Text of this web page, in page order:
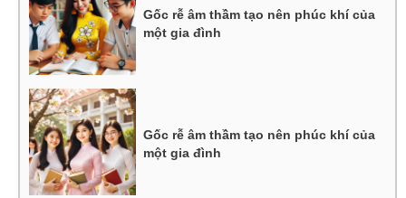
Gốc rễ âm thầm tạo nên phúc khí của
một gia đình
Gốc rễ âm thầm tạo nên phúc khí của
một gia đình